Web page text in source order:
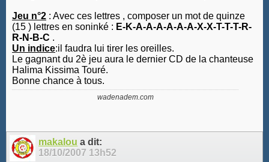
Jeu n°2 : Avec ces lettres , composer un mot de quinze
(15 ) lettres en soninké : E-K-A-A-A-A-A-A-X-X-T-T-T-R-
R-N-B-C .
Un indice:il faudra lui tirer les oreilles.
Le gagnant du 2è jeu aura le dernier CD de la chanteuse
Halima Kissima Touré.
Bonne chance à tous.
wadenadem.com
makalou a dit:
18/10/2007 13h52